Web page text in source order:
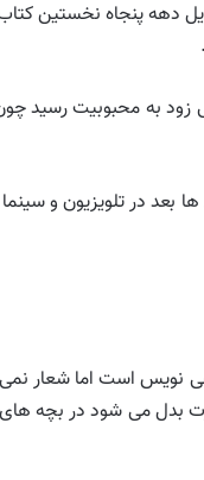
به محبوبیت رسید
در تلویزیون و
نویس است اما شعار
بدل می شود در بچه